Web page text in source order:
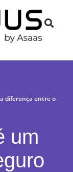
diferença entre o
um